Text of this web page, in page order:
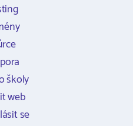
školy
web
se